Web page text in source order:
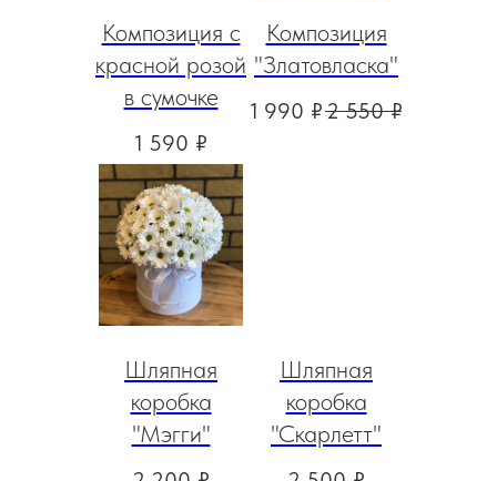
Композиция с
красной розой
в сумочке
1 590 ₽
Композиция
"Златовласка"
1 990 ₽2 550 ₽
Шляпная
коробка
"Мэгги"
Шляпная
коробка
"Скарлетт"